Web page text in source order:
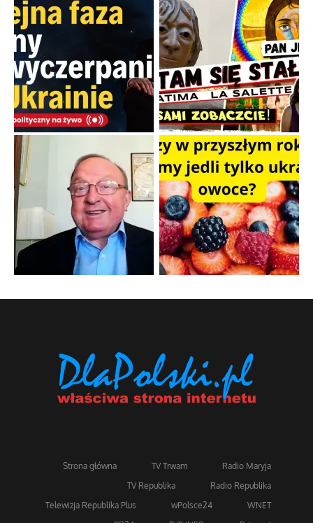
Strona główna TV Trwam
Radio Maryja
TV Republika
Radio Republika
Telewizja Republika Plus
wPolsce24
WNET